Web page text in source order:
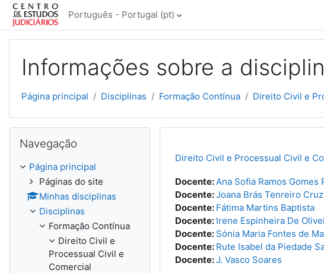
Ir para o conteúdo principal
Português - Portugal ‎(pt)‎
Informações sobre a
Página principal Disciplinas Formação Contínua Direito Civil e
Direito Civil e Processual Civil e
Docente:Ana Sofia Ramos Gomes
Docente:Joana Brás Tenreiro Cruz
Docente: Fátima Martins Baptista
Docente: Irene Espinheira De
Docente: Sónia Maria Fontes de
Docente: Rute Isabel da Piedade
Docente:J. Vasco Soares
Navegação
Página principal
Páginas do site
Minhas disciplinas
Disciplinas
Formação Contínua
Direito Civil e
Processual Civil e
Comercial